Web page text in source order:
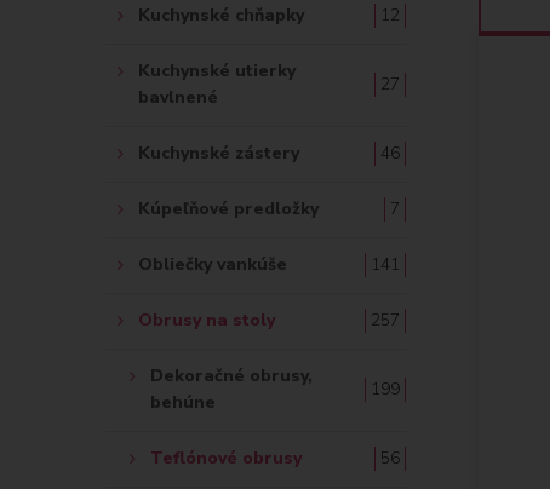
Kuchynské chňapky 12
Kuchynské utierky
bavlnené
27
Kuchynské zástery 46
Kúpeľňové predložky 7
Obliečky vankúše 141
Obrusy na stoly 257
Dekoračné obrusy,
behúne
199
Teflónové obrusy 56